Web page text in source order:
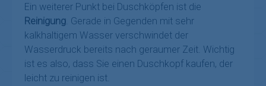
Ein weiterer Punkt bei Duschköpfen ist die
Reinigung . Gerade in Gegenden mit sehr
kalkhaltigem Wasser verschwindet der
Wasserdruck bereits nach geraumer Zeit. Wichtig
ist es also, dass Sie einen Duschkopf kaufen, der
leicht zu reinigen ist.